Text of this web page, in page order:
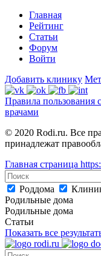
Главная
Рейтинг
Статьи
Форум
Войти
Добавить клинику
Правила пользования
врачами
© 2020 Rodi.ru. Все
принадлежат
Главная страница
Роддома
Родильные дома
Родильные дома
Статьи
Показать все